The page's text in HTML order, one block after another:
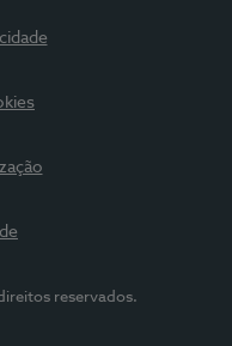
reservados.